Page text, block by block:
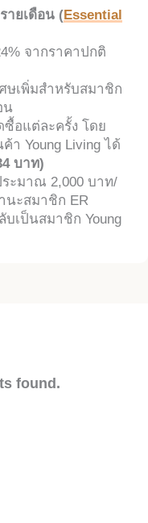
ายเดือน (Essential
จากราคาปกติ
ษเพิ่มสำหรับสมาชิก
น
ซื้อแต่ละครั้ง โดย
Young Living ได้
บาท)
ะมาณ 2,000 บาท/
นะสมาชิก ER
บเป็นสมาชิก Young
found.